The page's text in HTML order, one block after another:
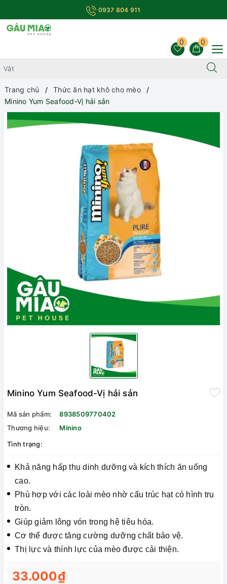
0937 804 911
0
0
Trang chủ
Thức ăn hạt khô cho mèo
Minino Yum Seafood-Vị hải sản
Minino Yum Seafood-Vị hải sản
Mã sản phẩm:
8938509770402
Thương hiệu:
Minino
Tình trạng:
Khả năng hấp thụ dinh dưỡng và kích thích ăn uống
cao.
Phù hợp với các loài mèo nhờ cấu trúc hạt có hình trụ
tròn.
Giúp giảm lông vón trong hệ tiêu hóa.
Cơ thể được tăng cường dưỡng chất bảo vệ.
Thị lực và thính lực của mèo được cải thiện.
33.000₫